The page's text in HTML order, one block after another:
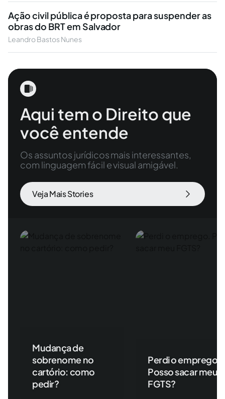
Ação civil pública é proposta para suspender as
obras do BRT em Salvador
Leandro Bastos Nunes
Aqui tem o Direito que
você entende
Os assuntos jurídicos mais interessantes,
com linguagem fácil e visual amigável.
Veja Mais Stories
Mudança de
sobrenome no
cartório: como
pedir?
Perdi o emprego.
Posso sacar meu
FGTS?